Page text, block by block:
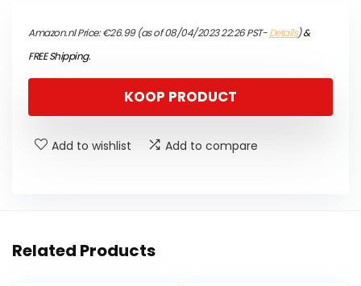
Amazon.nl Price:€26.99(as of 08/04/2023 22:26 PST-Details)&
FREE Shipping.
KOOP PRODUCT
Add to wishlist Add to compare
Related Products